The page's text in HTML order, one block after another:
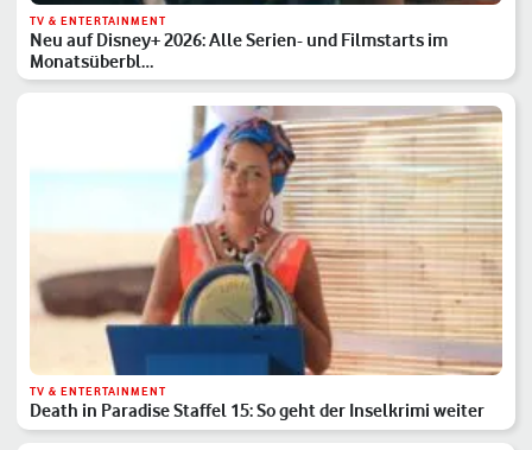
TV & ENTERTAINMENT
Neu auf Disney+ 2026: Alle Serien- und Filmstarts im
Monatsüberbl…
TV & ENTERTAINMENT
Death in Paradise Staffel 15: So geht der Inselkrimi weiter